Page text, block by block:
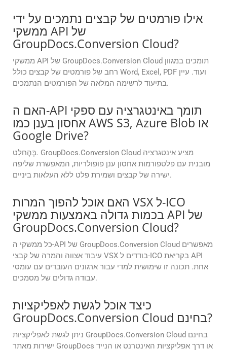
אילו פורמטים של קבצים נתמכים על ידי
ממשקי API של
GroupDocs.Conversion Cloud?
ממשקי API של GroupDocs.Conversion Cloud תומכים במגוון
רחב של פורמטים של קבצים כולל Word, Excel, PDF ועוד. עיין
בתיעוד לרשימה המלאה של הפורמטים הנתמכים.
האם ה-API תומך באינטגרציה עם ספקי
אחסון בענן כמו AWS S3, Azure Blob או
Google Drive?
בְּהֶחלֵט. GroupDocs.Conversion Cloud מציע אינטגרציה
מובנית עם פלטפורמות אחסון ענן פופולריות, המאפשרת שליפה
ישירה של קבצים ושמירת פלט ללא העלאות ביניים.
האם אוכל להפוך המרות VSX ל-ICO
בכמות גדולה באמצעות ממשקי API של
GroupDocs.Conversion Cloud?
כל ממשקי ה-API של GroupDocs.Conversion Cloud מאפשרים
עיבוד אצווה והמרה של קבצי VSX בודדים ל-ICO בקריאת API
אחת. תכונה זו שימושית למדי עבור ארגונים העובדים עם עומסי
עבודה גדולים של מסמכים.
כיצד אוכל לגשת לאפליקציות
GroupDocs.Conversion Cloud בחינם?
ניתן לגשת לאפליקציות GroupDocs.Conversion Cloud בחינם
ישירות מאתר GroupDocs או דרך אפליקציות האינטרנט או הנייד